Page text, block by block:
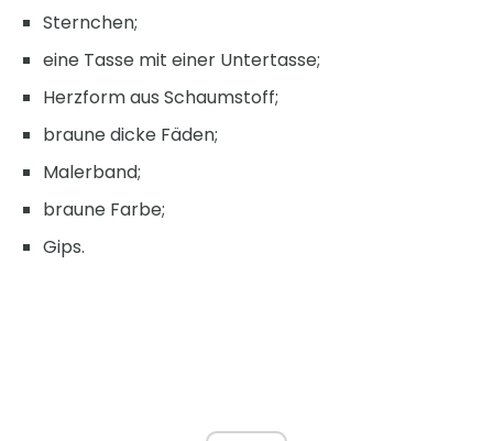
Sternchen;
eine Tasse mit einer Untertasse;
Herzform aus Schaumstoff;
braune dicke Fäden;
Malerband;
braune Farbe;
Gips.